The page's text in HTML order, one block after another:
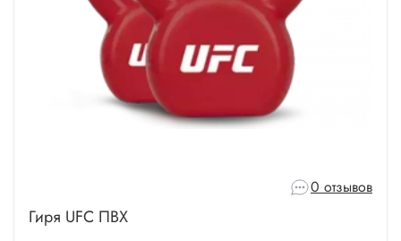
0 отзывов
Гиря UFC ПВХ